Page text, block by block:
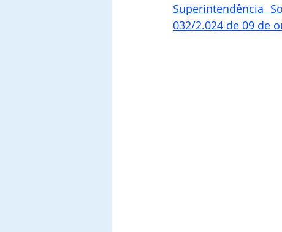
Superintendência
032/2.024 de 09 de